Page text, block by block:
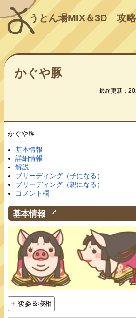
うとん場MIX＆3D攻略
かぐや豚
最終更新：
かぐや豚
基本情報
詳細情報
解説
ブリーディング（子になる）
ブリーディング（親になる）
コメント欄
基本情報 †
後姿＆寝相